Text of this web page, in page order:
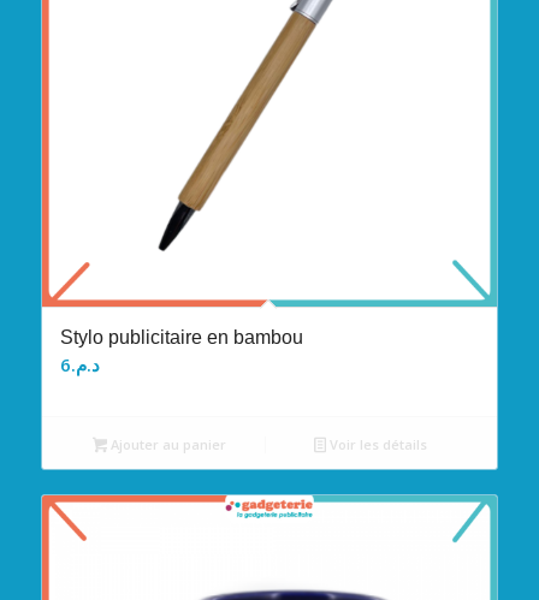
Stylo publicitaire en bambou
د.م.6
Ajouter au panier Voir les détails